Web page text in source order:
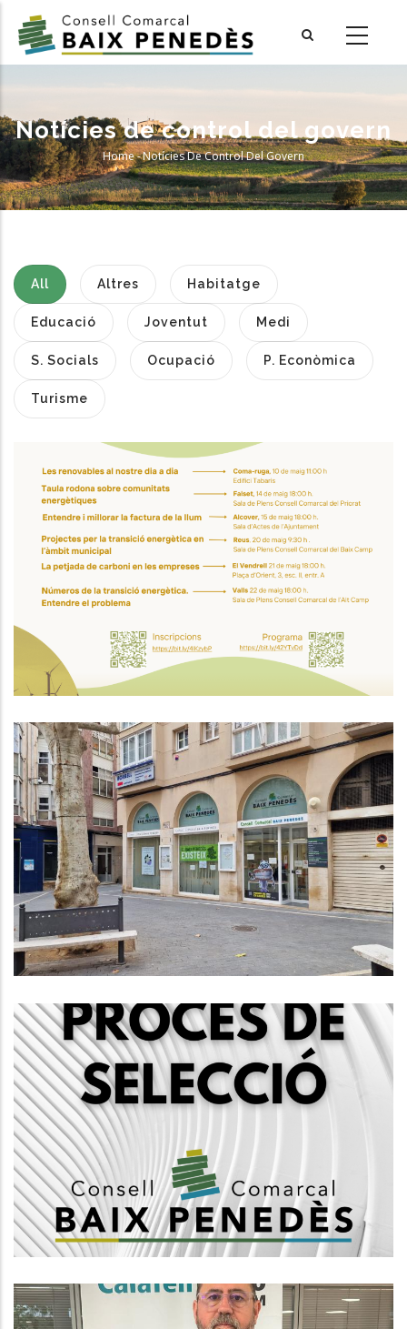
main
Notícies de control del govern
Breadcrumb
Home-Notícies De Control Del Govern
All Altres Habitatge
Educació Joventut Medi
S. Socials Ocupació P. Econòmica
Turisme
Jornada “Les Renovables Al
Nostre Dia A Dia” A Coma-Ruga:
Aprèn Com Estalviar Energia I
Cuidar El Planeta
Acord Per A La Millora De Les
Condicions Laborals Del Personal
Funcionari Del Consell Comarcal
Del Baix Penedès
Altres
Convocatòria, Mitjançant Concurs
Oposició, 1 Plaça De Tècnic Social,
Subgrup A2
Ocupació